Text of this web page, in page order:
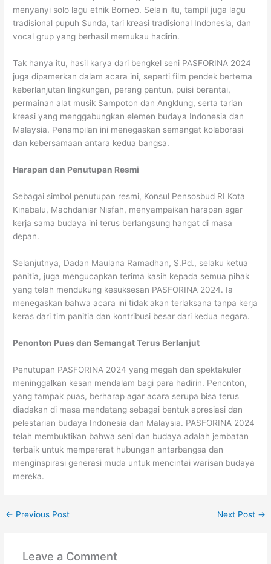
menyanyi solo lagu etnik Borneo. Selain itu, tampil juga lagu
tradisional pupuh Sunda, tari kreasi tradisional Indonesia, dan
vocal grup yang berhasil memukau hadirin.
Tak hanya itu, hasil karya dari bengkel seni PASFORINA 2024
juga dipamerkan dalam acara ini, seperti film pendek bertema
keberlanjutan lingkungan, perang pantun, puisi berantai,
permainan alat musik Sampoton dan Angklung, serta tarian
kreasi yang menggabungkan elemen budaya Indonesia dan
Malaysia. Penampilan ini menegaskan semangat kolaborasi
dan kebersamaan antara kedua bangsa.
Harapan dan Penutupan Resmi
Sebagai simbol penutupan resmi, Konsul Pensosbud RI Kota
Kinabalu, Machdaniar Nisfah, menyampaikan harapan agar
kerja sama budaya ini terus berlangsung hangat di masa
depan.
Selanjutnya, Dadan Maulana Ramadhan, S.Pd., selaku ketua
panitia, juga mengucapkan terima kasih kepada semua pihak
yang telah mendukung kesuksesan PASFORINA 2024. Ia
menegaskan bahwa acara ini tidak akan terlaksana tanpa kerja
keras dari tim panitia dan kontribusi besar dari kedua negara.
Penonton Puas dan Semangat Terus Berlanjut
Penutupan PASFORINA 2024 yang megah dan spektakuler
meninggalkan kesan mendalam bagi para hadirin. Penonton,
yang tampak puas, berharap agar acara serupa bisa terus
diadakan di masa mendatang sebagai bentuk apresiasi dan
pelestarian budaya Indonesia dan Malaysia. PASFORINA 2024
telah membuktikan bahwa seni dan budaya adalah jembatan
terbaik untuk mempererat hubungan antarbangsa dan
menginspirasi generasi muda untuk mencintai warisan budaya
mereka.
← Previous Post Next Post →
Leave a Comment